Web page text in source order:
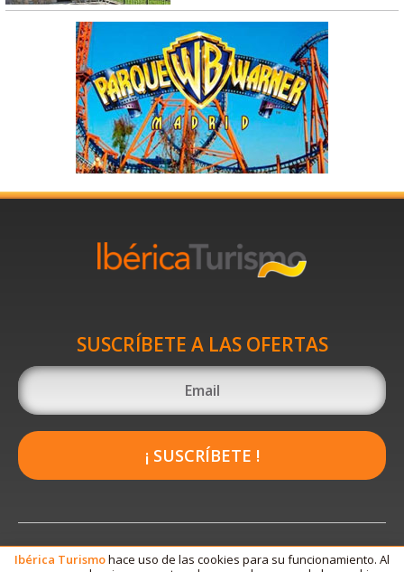
SUSCRÍBETE A LAS OFERTAS
¡ SUSCRÍBETE !
Ibérica Turismohace uso de las cookies para su funcionamiento. Al